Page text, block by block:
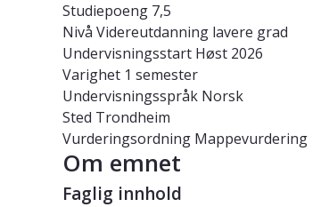
Studiepoeng 7,5
Nivå Videreutdanning lavere grad
Undervisningsstart Høst 2026
Varighet 1 semester
Undervisningsspråk Norsk
Sted Trondheim
Vurderingsordning Mappevurdering
Om emnet
Faglig innhold